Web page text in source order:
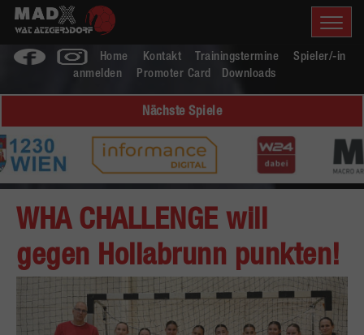
Home Kontakt Trainingstermine
Spieler/-in
anmelden
Promoter Card Downloads
Nächste Spiele
WHA CHALLENGE will
gegen Hollabrunn punkten!